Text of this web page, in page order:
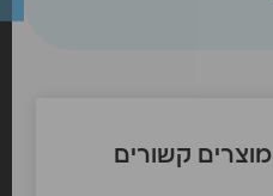
מוצרים קשורים